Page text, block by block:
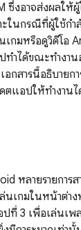
ซึ่งอาจส่งผลให้
ะในกรณีที่ผู้ใช้ก
เกมหรือดูวิดีโอ
ทำได้ขณะทำงา
อกสารนี้อธิบาย
ตแอปให้ทำงาน
หลายรายการ
ล่นเกมในหน้าต่
ที่ 3 เพื่อเล่นเพ